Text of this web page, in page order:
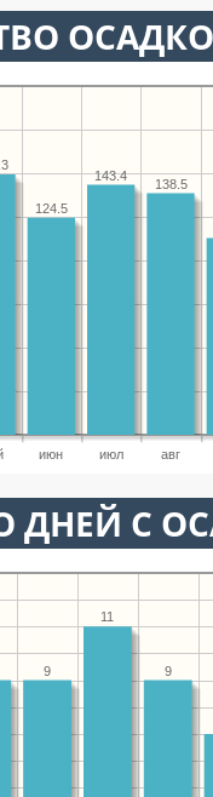
июн июл авг
138.5
143.4
124.5
ДНЕЙ С
9
11
9